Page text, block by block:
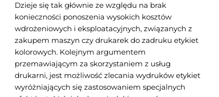
Dzieje się tak głównie ze względu na brak
konieczności ponoszenia wysokich kosztów
wdrożeniowych i eksploatacyjnych, związanych z
zakupem maszyn czy drukarek do zadruku etykiet
kolorowych. Kolejnym argumentem
przemawiającym za skorzystaniem z usług
drukarni, jest możliwość zlecania wydruków etykiet
wyróżniających się zastosowaniem specjalnych